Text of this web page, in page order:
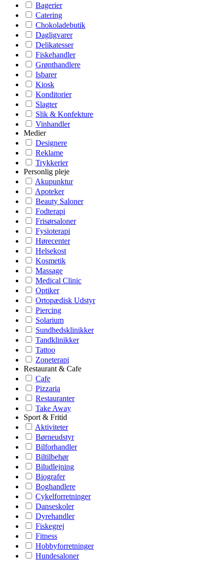
Bagerier
Catering
Chokoladebutik
Dagligvarer
Delikatesser
Fiskehandler
Grønthandlere
Isbarer
Kiosk
Konditorier
Slagter
Slik & Konfekture
Vinhandler
Medier
Designere
Reklame
Trykkerier
Personlig pleje
Akupunktur
Apoteker
Beauty Saloner
Fodterapi
Frisørsaloner
Fysioterapi
Hørecenter
Helsekost
Kosmetik
Massage
Medical Clinic
Optiker
Ortopædisk Udstyr
Piercing
Solarium
Sundhedsklinikker
Tandklinikker
Tattoo
Zoneterapi
Restaurant & Cafe
Cafe
Pizzaria
Restauranter
Take Away
Sport & Fritid
Aktiviteter
Børneudstyr
Bilforhandler
Biltilbehør
Biludlejning
Biografer
Boghandlere
Cykelforretninger
Danseskoler
Dyrehandler
Fiskegrej
Fitness
Hobbyforretninger
Hundesaloner